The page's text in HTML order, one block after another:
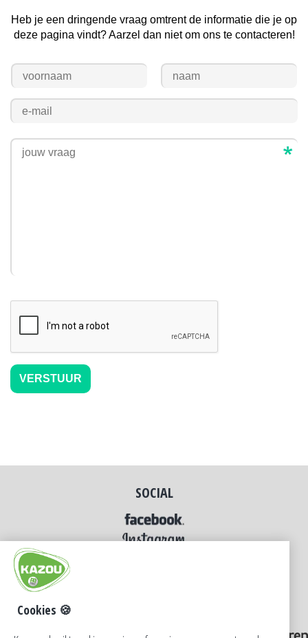
Heb je een dringende vraag omtrent de informatie die je op
deze pagina vindt? Aarzel dan niet om ons te contacteren!
SOCIAL
Cookies 🍪